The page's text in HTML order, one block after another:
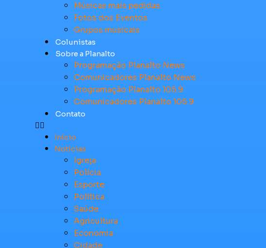
Músicas mais pedidas
Fotos dos Eventos
Grupos musicais
Colunistas
Sobre a Planalto
Programação Planalto News
Comunicadores Planalto News
Programação Planalto 105.9
Comunicadores Planalto 105.9
Contato
Início
Notícias
Igreja
Polícia
Esporte
Política
Saúde
Agricultura
Economia
Cidade